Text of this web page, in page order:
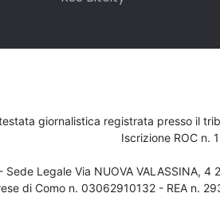
giornalistica registrata presso il
Iscrizione ROC n.
Sede Legale Via NUOVA VALASSINA, 4
di Como n. 03062910132 - REA n.